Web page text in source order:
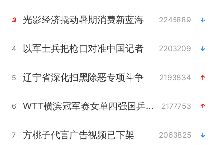
3 光影经济撬动暑期消费新蓝海 2245889
4 以军士兵把枪口对准中国记者 2203209
5 辽宁省深化扫黑除恶专项斗争 2193834
6 WTT横滨冠军赛女单四强国乒占三席 2177753
7 方桃子代言广告视频已下架 2063825